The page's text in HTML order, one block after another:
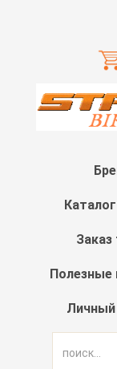
Заказ
Полезные
Личный